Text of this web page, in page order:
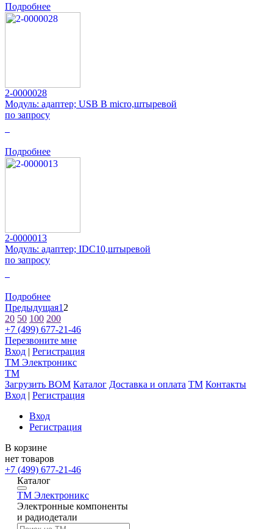
Подробнее
2-0000028
Модуль: адаптер; USB B micro,штыревой
по запросу
Подробнее
2-0000013
Модуль: адаптер; IDC10,штыревой
по запросу
Подробнее
Предыдущая1 2
20 50 100 200
+7 (499) 677-21-46
Перезвоните мне
Вход | Регистрация
TM Электроникс
TM
Загрузить BOM Каталог Доставка и оплата TM Контакты
Вход | Регистрация
Вход
Регистрация
В корзине
нет товаров
+7 (499) 677-21-46
Каталог
TM Электроникс
Электронные компоненты
и радиодетали